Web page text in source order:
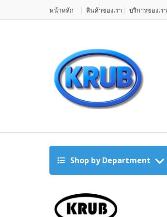
หน้าหลัก สินค้าของเรา บริการของเรา
Shop by Department